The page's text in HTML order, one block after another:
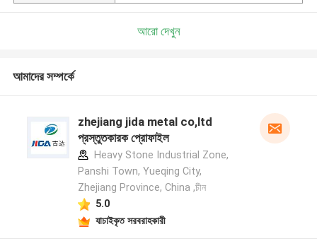
আরো দেখুন
আমাদের সম্পর্কে
zhejiang jida metal co,ltd
প্রস্তুতকারক প্রোফাইল
Heavy Stone Industrial Zone,
Panshi Town, Yueqing City,
Zhejiang Province, China ,চীন
5.0
যাচাইকৃত সরবরাহকারী